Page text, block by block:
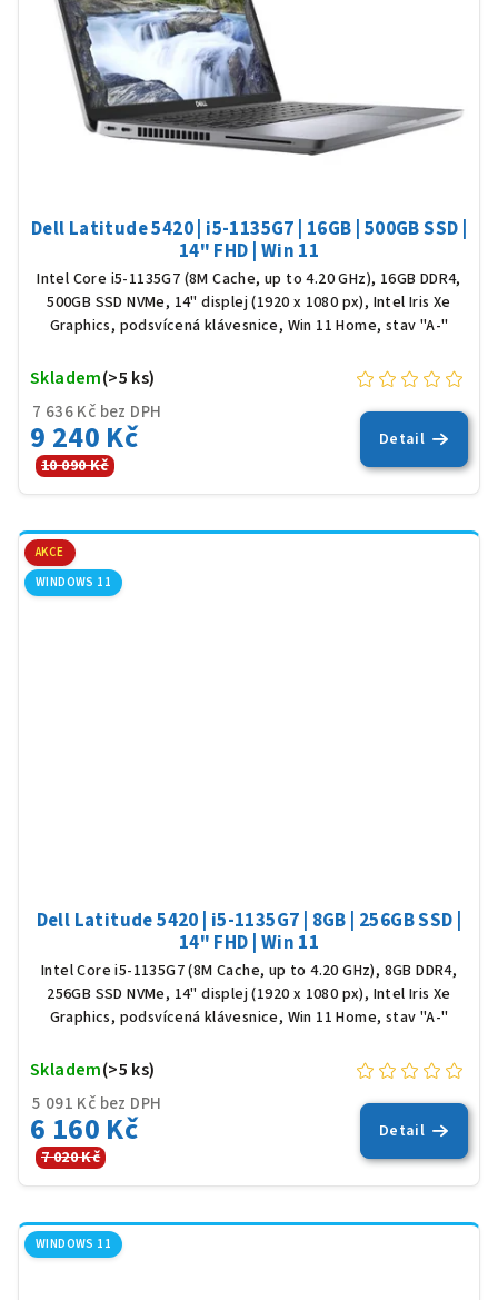
Dell Latitude 5420 | i5-1135G7 | 16GB | 500GB SSD |
14" FHD | Win 11
Intel Core i5-1135G7 (8M Cache, up to 4.20 GHz), 16GB DDR4,
500GB SSD NVMe, 14" displej (1920 x 1080 px), Intel Iris Xe
Graphics, podsvícená klávesnice, Win 11 Home, stav "A-"
7 636 Kč bez DPH
9 240 Kč
10 090 Kč
Skladem(>5 ks)
Detail
AKCE
WINDOWS 11
Dell Latitude 5420 | i5-1135G7 | 8GB | 256GB SSD |
14" FHD | Win 11
Intel Core i5-1135G7 (8M Cache, up to 4.20 GHz), 8GB DDR4,
256GB SSD NVMe, 14" displej (1920 x 1080 px), Intel Iris Xe
Graphics, podsvícená klávesnice, Win 11 Home, stav "A-"
5 091 Kč bez DPH
6 160 Kč
7 020 Kč
Skladem(>5 ks)
Detail
WINDOWS 11